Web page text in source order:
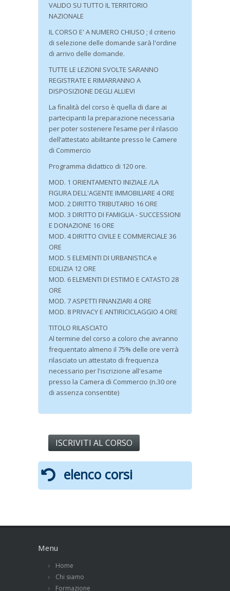
VALIDO SU TUTTO IL TERRITORIO
NAZIONALE
IL CORSO E' A NUMERO CHIUSO ; il criterio
di selezione delle domande sarà l'ordine
di arrivo delle domande.
TUTTE LE LEZIONI SVOLTE SARANNO
REGISTRATE E RIMARRANNO A
DISPOSIZIONE DEGLI ALLIEVI
La finalità del corso è quella di dare ai
partecipanti la preparazione necessaria
per poter sostenere l’esame per il rilascio
dell’attestato abilitante presso le Camere
di Commercio
Programma didattico di 120 ore.
MOD. 1 ORIENTAMENTO INIZIALE /LA
FIGURA DELL'AGENTE IMMOBILIARE 4 ORE
MOD. 2 DIRITTO TRIBUTARIO 16 ORE
MOD. 3 DIRITTO DI FAMIGLIA - SUCCESSIONI
E DONAZIONE 16 ORE
MOD. 4 DIRITTO CIVILE E COMMERCIALE 36
ORE
MOD. 5 ELEMENTI DI URBANISTICA e
EDILIZIA 12 ORE
MOD. 6 ELEMENTI DI ESTIMO E CATASTO 28
ORE
MOD. 7 ASPETTI FINANZIARI 4 ORE
MOD. 8 PRIVACY E ANTIRICICLAGGIO 4 ORE
TITOLO RILASCIATO
Al termine del corso a coloro che avranno
frequentato almeno il 75% delle ore verrà
rilasciato un attestato di frequenza
necessario per l'iscrizione all'esame
presso la Camera di Commercio (n.30 ore
di assenza consentite)
ISCRIVITI AL CORSO
elenco corsi
Menu
Home
Chi siamo
Formazione